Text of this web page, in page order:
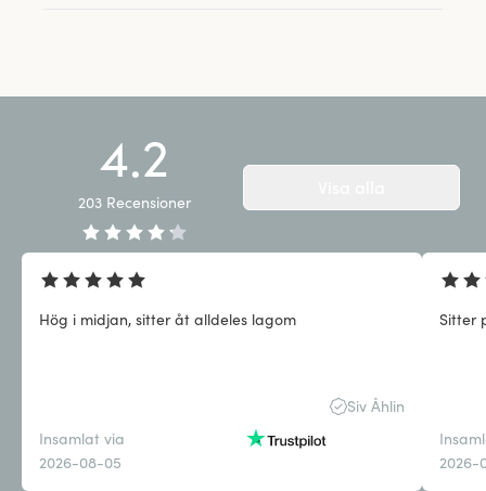
4.2
203 Recensioner
Hög i midjan, sitter åt alldeles lagom
Siv Åhlin
Insamlat via
2026-08-05
Sitter
2026-